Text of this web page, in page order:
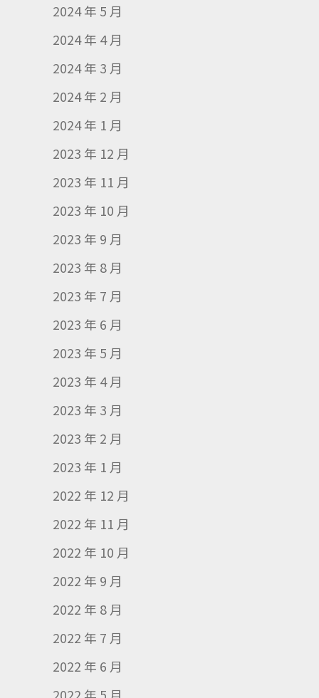
2024 年 5 月
2024 年 4 月
2024 年 3 月
2024 年 2 月
2024 年 1 月
2023 年 12 月
2023 年 11 月
2023 年 10 月
2023 年 9 月
2023 年 8 月
2023 年 7 月
2023 年 6 月
2023 年 5 月
2023 年 4 月
2023 年 3 月
2023 年 2 月
2023 年 1 月
2022 年 12 月
2022 年 11 月
2022 年 10 月
2022 年 9 月
2022 年 8 月
2022 年 7 月
2022 年 6 月